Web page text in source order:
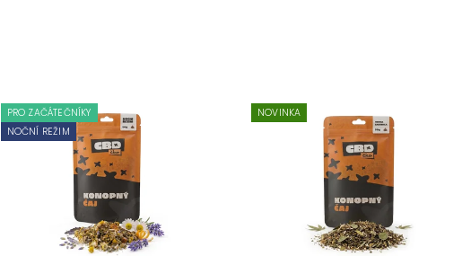
PRO ZAČÁTEČNÍKY
NOČNÍ REŽIM
NOVINKA